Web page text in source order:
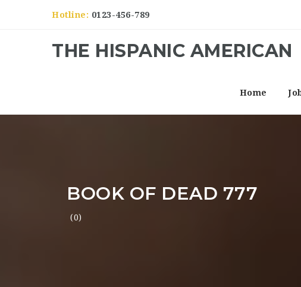
Hotline: 0123-456-789
THE HISPANIC AMERICAN
Home
BOOK OF DEAD 777
(0)